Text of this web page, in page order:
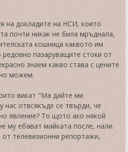
на докладите на НСИ, които
почти никак не била мръднала,
кошница каквото им
пазаруващите стоки от
знаем какво става с цените
можем.
викат "Ма дайте ми
нас отвсякъде се твърди, че
явление? То щото ако някой
му ебават майката после, нали.
телевизионни репортажи,